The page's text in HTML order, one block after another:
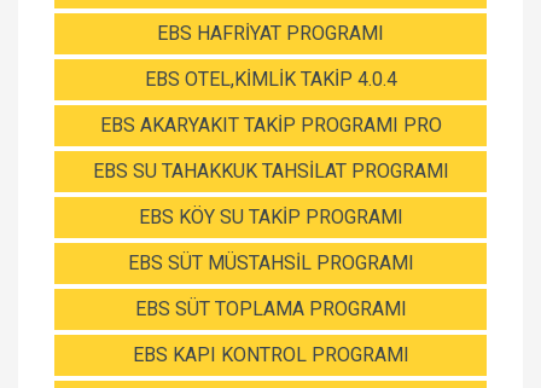
EBS HAFRİYAT PROGRAMI
EBS OTEL,KİMLİK TAKİP 4.0.4
EBS AKARYAKIT TAKİP PROGRAMI PRO
EBS SU TAHAKKUK TAHSİLAT PROGRAMI
EBS KÖY SU TAKİP PROGRAMI
EBS SÜT MÜSTAHSİL PROGRAMI
EBS SÜT TOPLAMA PROGRAMI
EBS KAPI KONTROL PROGRAMI